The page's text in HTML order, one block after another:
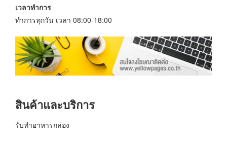
เวลาทำการ
ทำการทุกวัน เวลา 08:00-18:00
สินค้าและบริการ
รับทำอาหารกล่อง